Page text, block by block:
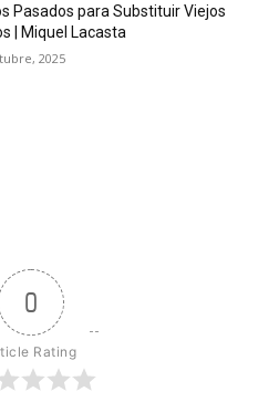
Pasados para Substituir Viejos
| Miquel Lacasta
2025
0
Rating